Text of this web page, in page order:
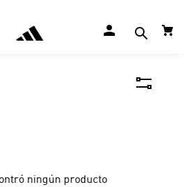
ningún producto